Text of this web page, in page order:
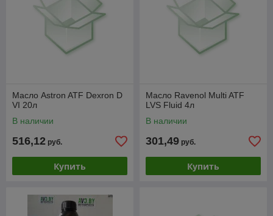
Масло Astron ATF Dexron D
VI 20л
В наличии
516,12 руб.
Купить
Масло Ravenol Multi ATF
LVS Fluid 4л
В наличии
301,49 руб.
Купить